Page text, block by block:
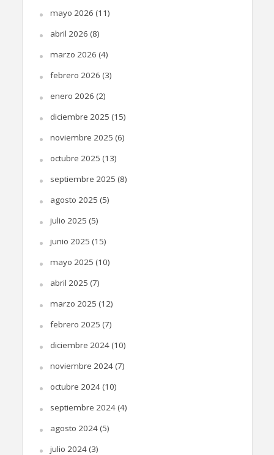
mayo 2026 (11)
abril 2026 (8)
marzo 2026 (4)
febrero 2026 (3)
enero 2026 (2)
diciembre 2025 (15)
noviembre 2025 (6)
octubre 2025 (13)
septiembre 2025 (8)
agosto 2025 (5)
julio 2025 (5)
junio 2025 (15)
mayo 2025 (10)
abril 2025 (7)
marzo 2025 (12)
febrero 2025 (7)
diciembre 2024(10)
noviembre 2024(7)
octubre 2024(10)
septiembre 2024(4)
agosto 2024(5)
julio 2024(3)